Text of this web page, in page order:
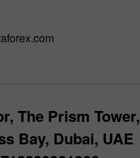
The Prism Tower,
Bay, Dubai, UAE